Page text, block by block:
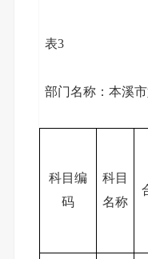
表3
部门名称：本溪
科目编
码
科目
名称